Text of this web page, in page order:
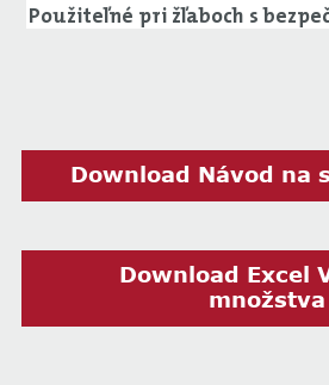
Použiteľné pri žľaboch s
Download Návod na
Download Excel
množstva